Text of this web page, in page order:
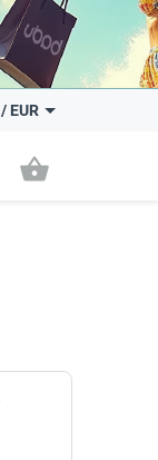
/ EUR
shopping_basket